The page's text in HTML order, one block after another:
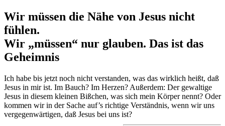
Wir müssen die Nähe von Jesus nicht
fühlen.
Wir „müssen“ nur glauben. Das ist das
Geheimnis
Ich habe bis jetzt noch nicht verstanden, was das wirklich heißt, daß
Jesus in mir ist. Im Bauch? Im Herzen? Außerdem: Der gewaltige
Jesus in diesem kleinen Bißchen, was sich mein Körper nennt? Oder
kommen wir in der Sache auf’s richtige Verständnis, wenn wir uns
vergegenwärtigen, daß Jesus bei uns ist?